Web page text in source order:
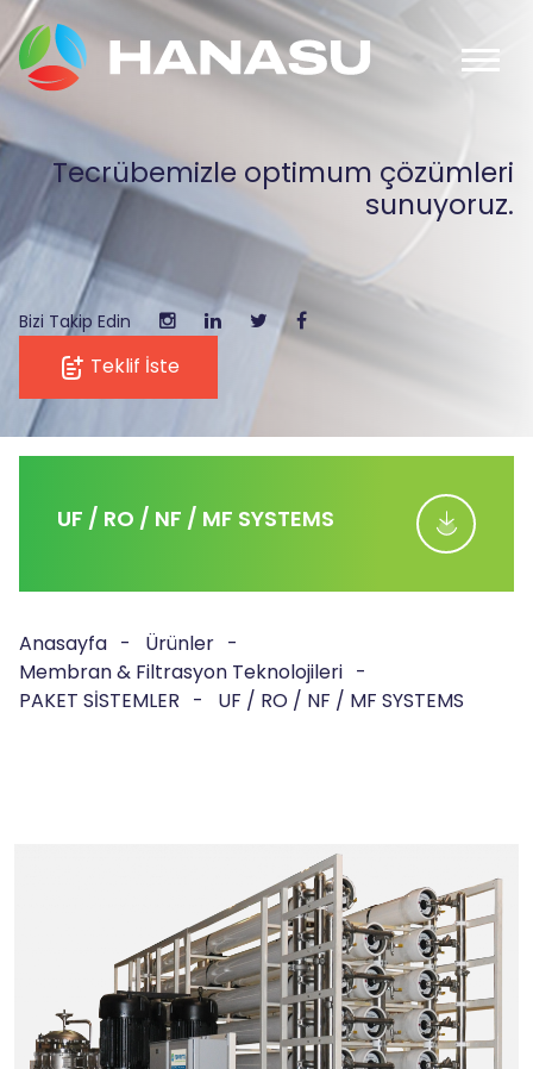
Tecrübemizle optimum çözümleri
sunuyoruz.
Bizi Takip Edin
Teklif İste
UF / RO / NF / MF SYSTEMS
Anasayfa
Ürünler
Membran & Filtrasyon Teknolojileri
PAKET SİSTEMLER
UF / RO / NF / MF SYSTEMS